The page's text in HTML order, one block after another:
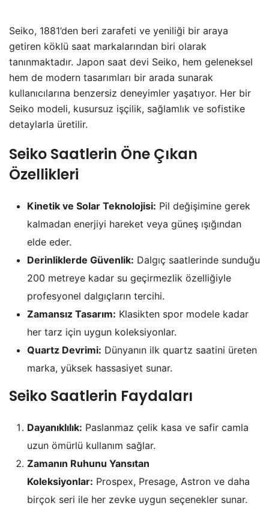
Seiko, 1881’den beri zarafeti ve yeniliği bir araya
getiren köklü saat markalarından biri olarak
tanınmaktadır. Japon saat devi Seiko, hem geleneksel
hem de modern tasarımları bir arada sunarak
kullanıcılarına benzersiz deneyimler yaşatıyor. Her bir
Seiko modeli, kusursuz işçilik, sağlamlık ve sofistike
detaylarla üretilir.
Seiko Saatlerin Öne Çıkan
Özellikleri
Kinetik ve Solar Teknolojisi: Pil değişimine gerek
kalmadan enerjiyi hareket veya güneş ışığından
elde eder.
Derinliklerde Güvenlik: Dalgıç saatlerinde sunduğu
200 metreye kadar su geçirmezlik özelliğiyle
profesyonel dalgıçların tercihi.
Zamansız Tasarım: Klasikten spor modele kadar
her tarz için uygun koleksiyonlar.
Quartz Devrimi: Dünyanın ilk quartz saatini üreten
marka, yüksek hassasiyet sunar.
Seiko Saatlerin Faydaları
Dayanıklılık: Paslanmaz çelik kasa ve safir camla
uzun ömürlü kullanım sağlar.
Zamanın Ruhunu Yansıtan
Koleksiyonlar: Prospex, Presage, Astron ve daha
birçok seri ile her zevke uygun seçenekler sunar.